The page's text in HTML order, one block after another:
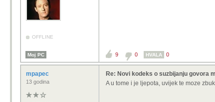
OFFLINE
Moj PC 9 0 HVALA 0
mpapec
13 godina
Re: Novi kodeks o suzbijanju govora
A u tome i je ljepota, uvijek te moze